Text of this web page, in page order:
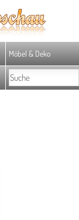
Möbel & Deko